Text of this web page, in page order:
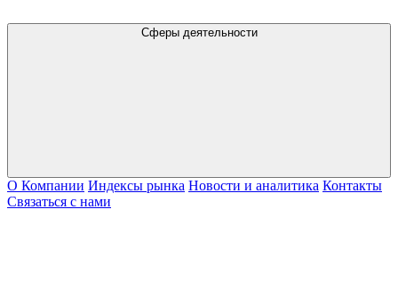
Сферы деятельности
О Компании Индексы рынка Новости и аналитика Контакты
Связаться с нами